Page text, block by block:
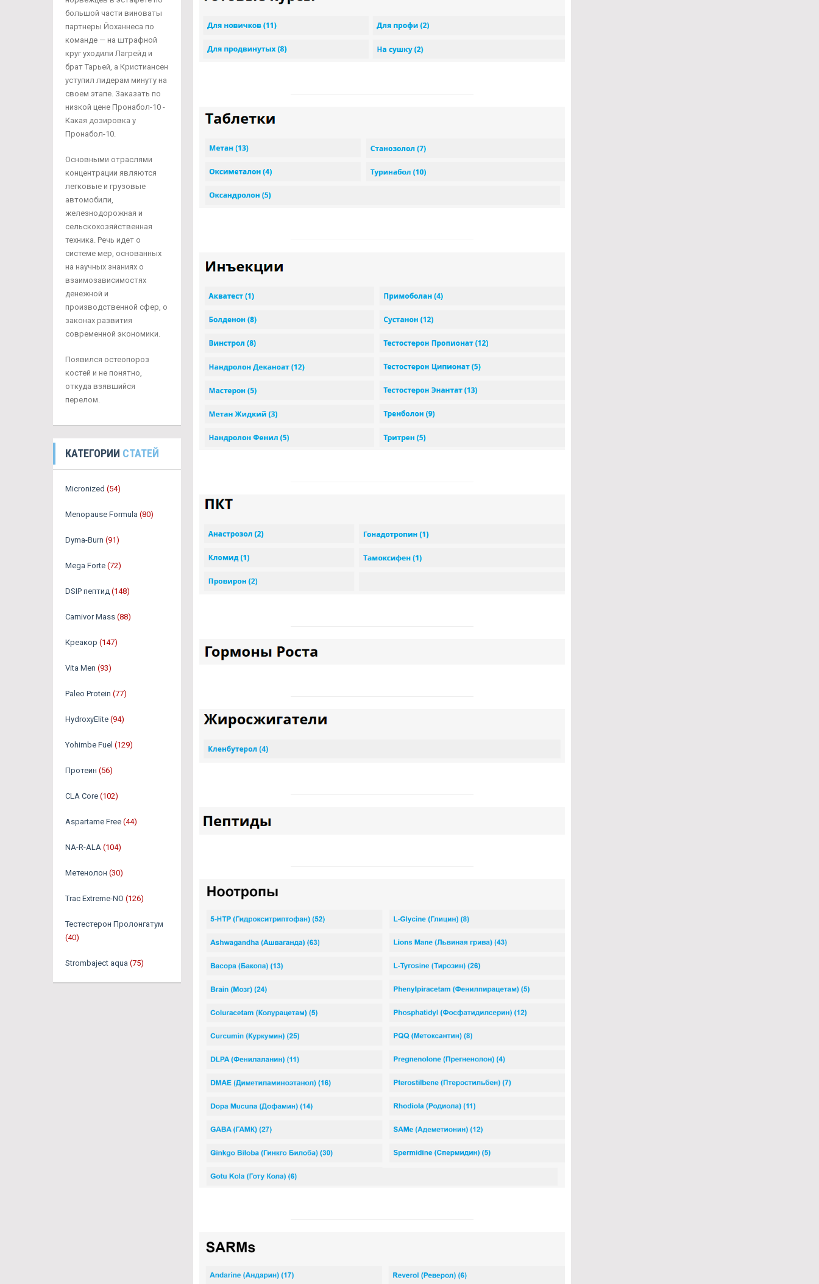
большой части виноваты
партнеры Йоханнеса по
команде — на штрафной
круг уходили Лагрейд и
брат Тарьей, а Кристиансен
уступил лидерам минуту на
своем этапе. Заказать по
низкой цене Пронабол-10 -
Какая дозировка у
Пронабол-10.
Основными отраслями
концентрации являются
легковые и грузовые
автомобили,
железнодорожная и
сельскохозяйственная
техника. Речь идет о
системе мер, основанных
на научных знаниях о
взаимозависимостях
денежной и
производственной сфер, о
законах развития
современной экономики.
Появился остеопороз
костей и не понятно,
откуда взявшийся
перелом.
КАТЕГОРИИ СТАТЕЙ
Micronized (54)
Menopause Formula (80)
Dyma-Burn (91)
Mega Forte (72)
DSIP пептид (148)
Carnivor Mass (88)
Креакор (147)
Vita Men (93)
Paleo Protein (77)
HydroxyElite (94)
Yohimbe Fuel (129)
Протеин (56)
CLA Core (102)
Aspartame Free (44)
NA-R-ALA (104)
Метенолон (30)
Trac Extreme-NO (126)
Тестестерон Пролонгатум
(40)
Strombaject aqua (75)